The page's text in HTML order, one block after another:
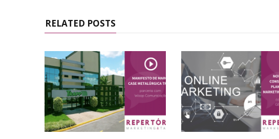
RELATED POSTS